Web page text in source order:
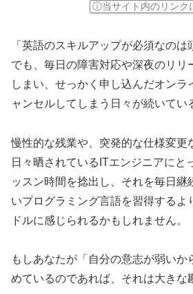
ⓘ当サイト内のリンク
「英語のスキルアップが必須なのは
でも、毎日の障害対応や深夜のリリ
しまい、せっかく申し込んだオンラ
ャンセルしてしまう日々が続いてい
慢性的な残業や、突発的な仕様変更
日々晒されているITエンジニアにと
ッスン時間を捻出し、それを毎日継
いプログラミング言語を習得するよ
ドルに感じられるかもしれません。
もしあなたが「自分の意志が弱いか
めているのであれば、それは大きな